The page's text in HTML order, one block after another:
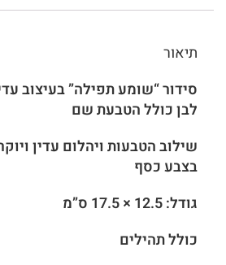
תיאור
סידור “שומע תפילה” בעיצוב
לבן כולל הטבעת שם
שילוב הטבעות ויהלום עדין
בצבע כסף
גודל: 12.5 × 17.5 ס”מ
כולל תהילים